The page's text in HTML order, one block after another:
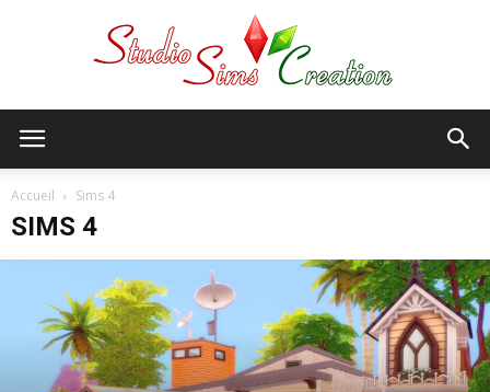
Creation
Accueil Sims 4
SIMS 4